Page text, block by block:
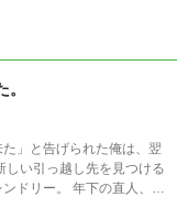
」と告げられた俺は、翌
しい引っ越し先を見つける
下の直人、中